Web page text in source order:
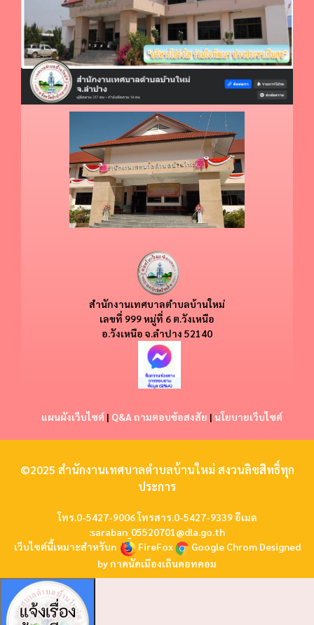
สำนักงานเทศบาลตำบลบ้านใหม่
​​เลขที่ 999 หมู่ที่ 6 ต.วังเหนือ
อ.วังเหนือ จ.ลำปาง 52140
แผนผังเว็บไซต์ | Q&A ถามตอบข้อสงสัย | นโยบายเว็บไซต์
©2025 สำนักงานเทศบาลตำบลบ้านใหม่ สงวนลิขสิทธิ์ทุก
ประการ
โทร.0-5427-9006 โทรสาร.0-5427-9339 อีเมล
:saraban_05520701@dla.go.th
เว็บไซต์นี้เหมาะสำหรับn
FireFox Google Chrom Designed
byกาดนัดเมืองเถินดอทคอม